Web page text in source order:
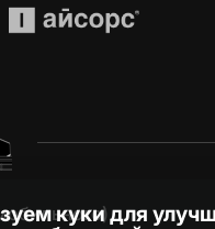
куки для